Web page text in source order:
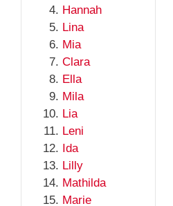
Hannah
Lina
Mia
Clara
Ella
Mila
Lia
Leni
Ida
Lilly
Mathilda
Marie